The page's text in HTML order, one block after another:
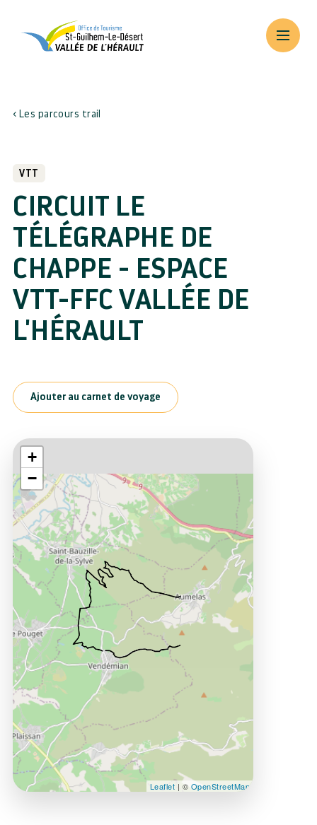
Les parcours trail
VTT
CIRCUIT LE
TÉLÉGRAPHE DE
CHAPPE - ESPACE
VTT-FFC VALLÉE DE
L'HÉRAULT
Ajouter au carnet de voyage
+
−
Leaflet | © OpenStreetMap